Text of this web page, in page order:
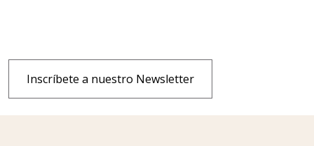
Inscríbete a nuestro Newsletter